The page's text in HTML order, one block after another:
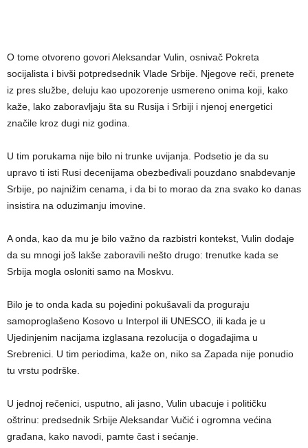
O tome otvoreno govori Aleksandar Vulin, osnivač Pokreta
socijalista i bivši potpredsednik Vlade Srbije. Njegove reči, prenete
iz pres službe, deluju kao upozorenje usmereno onima koji, kako
kaže, lako zaboravljaju šta su Rusija i Srbiji i njenoj energetici
značile kroz dugi niz godina.
U tim porukama nije bilo ni trunke uvijanja. Podsetio je da su
upravo ti isti Rusi decenijama obezbeđivali pouzdano snabdevanje
Srbije, po najnižim cenama, i da bi to morao da zna svako ko danas
insistira na oduzimanju imovine.
A onda, kao da mu je bilo važno da razbistri kontekst, Vulin dodaje
da su mnogi još lakše zaboravili nešto drugo: trenutke kada se
Srbija mogla osloniti samo na Moskvu.
Bilo je to onda kada su pojedini pokušavali da proguraju
samoproglašeno Kosovo u Interpol ili UNESCO, ili kada je u
Ujedinjenim nacijama izglasana rezolucija o događajima u
Srebrenici. U tim periodima, kaže on, niko sa Zapada nije ponudio
tu vrstu podrške.
U jednoj rečenici, usputno, ali jasno, Vulin ubacuje i političku
oštrinu: predsednik Srbije Aleksandar Vučić i ogromna većina
građana, kako navodi, pamte čast i sećanje.